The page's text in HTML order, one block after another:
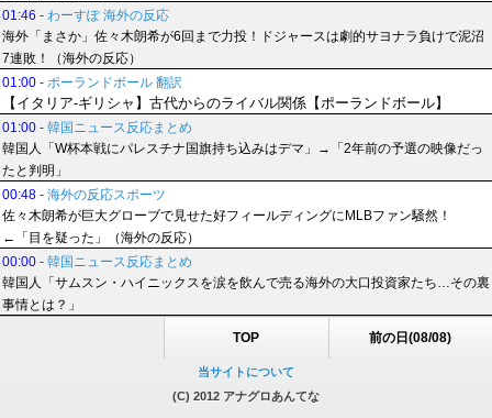
01:46 - わーすぽ 海外の反応
海外「まさか」佐々木朗希が6回まで力投！ドジャースは劇的サヨナラ負けで泥沼
7連敗！（海外の反応）
01:00 - ポーランドボール 翻訳
【イタリア-ギリシャ】古代からのライバル関係【ポーランドボール】
01:00 - 韓国ニュース反応まとめ
韓国人「W杯本戦にパレスチナ国旗持ち込みはデマ」→「2年前の予選の映像だっ
たと判明」
00:48 - 海外の反応スポーツ
佐々木朗希が巨大グローブで見せた好フィールディングにMLBファン騒然！
←「目を疑った」（海外の反応）
00:00 - 韓国ニュース反応まとめ
韓国人「サムスン・ハイニックスを涙を飲んで売る海外の大口投資家たち…その裏
事情とは？」
TOP 前の日(08/08)
当サイトについて
(C) 2012 アナグロあんてな